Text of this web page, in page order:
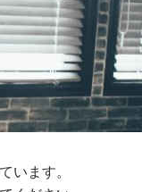
います。